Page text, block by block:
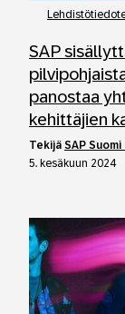
SAP
panostaa
kehittäjien
tekijä SAP
5. kesäkuun 2024